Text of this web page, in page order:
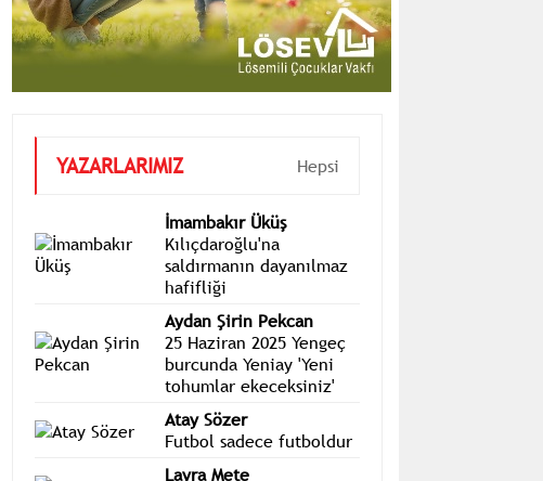
YAZARLARIMIZ Hepsi
İmambakır Üküş
Kılıçdaroğlu'na
saldırmanın dayanılmaz
hafifliği
Aydan Şirin Pekcan
25 Haziran 2025 Yengeç
burcunda Yeniay 'Yeni
tohumlar ekeceksiniz'
Atay Sözer
Futbol sadece futboldur
Layra Mete